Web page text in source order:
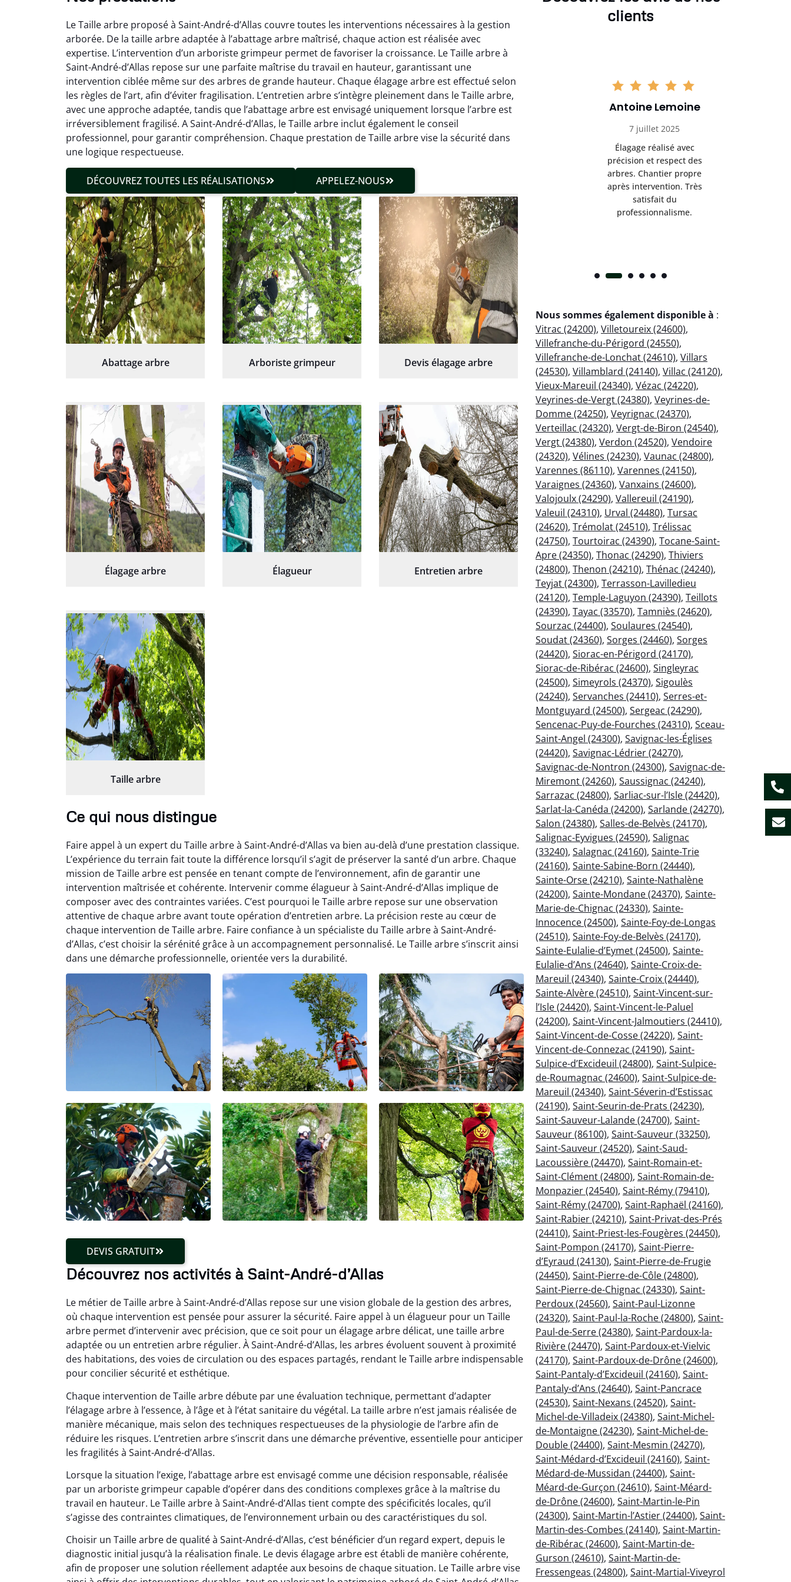
Le Taille arbre proposé à Saint-André-d’Allas couvre toutes les interventions nécessaires à la gestion
arborée. De la taille arbre adaptée à l’abattage arbre maîtrisé, chaque action est réalisée avec
expertise. L’intervention d’un arboriste grimpeur permet de favoriser la croissance. Le Taille arbre à
Saint-André-d’Allas repose sur une parfaite maîtrise du travail en hauteur, garantissant une
intervention ciblée même sur des arbres de grande hauteur. Chaque élagage arbre est effectué selon
les règles de l’art, afin d’éviter fragilisation. L’entretien arbre s’intègre pleinement dans le Taille arbre,
avec une approche adaptée, tandis que l’abattage arbre est envisagé uniquement lorsque l’arbre est
irréversible­ment fragilisé. A Saint-André-d’Allas, le Taille arbre inclut également le conseil
professionnel, pour garantir compréhension. Chaque prestation de Taille arbre vise la sécurité dans
une logique respectueuse.
DÉCOUVREZ TOUTES LES RÉALISATIONS APPELEZ-NOUS
Abattage arbre Arboriste grimpeur Devis élagage arbre
Élagage arbre Élagueur Entretien arbre
Taille arbre
Ce qui nous distingue
Faire appel à un expert du Taille arbre à Saint-André-d’Allas va bien au-delà d’une prestation classique.
L’expérience du terrain fait toute la différence lorsqu’il s’agit de préserver la santé d’un arbre. Chaque
mission de Taille arbre est pensée en tenant compte de l’environnement, afin de garantir une
intervention maîtrisée et cohérente. Intervenir comme élagueur à Saint-André-d’Allas implique de
composer avec des contraintes variées. C’est pourquoi le Taille arbre repose sur une observation
attentive de chaque arbre avant toute opération d’entretien arbre. La précision reste au cœur de
chaque intervention de Taille arbre. Faire confiance à un spécialiste du Taille arbre à Saint-André-
d’Allas, c’est choisir la sérénité grâce à un accompagnement personnalisé. Le Taille arbre s’inscrit ainsi
dans une démarche professionnelle, orientée vers la durabilité.
DEVIS GRATUIT
Découvrez nos activités à Saint-André-d’Allas
Le métier de Taille arbre à Saint-André-d’Allas repose sur une vision globale de la gestion des arbres,
où chaque intervention est pensée pour assurer la sécurité. Faire appel à un élagueur pour un Taille
arbre permet d’intervenir avec précision, que ce soit pour un élagage arbre délicat, une taille arbre
adaptée ou un entretien arbre régulier. À Saint-André-d’Allas, les arbres évoluent souvent à proximité
des habitations, des voies de circulation ou des espaces partagés, rendant le Taille arbre indispensable
pour concilier sécurité et esthétique.
Chaque intervention de Taille arbre débute par une évaluation technique, permettant d’adapter
l’élagage arbre à l’essence, à l’âge et à l’état sanitaire du végétal. La taille arbre n’est jamais réalisée de
manière mécanique, mais selon des techniques respectueuses de la physiologie de l’arbre afin de
réduire les risques. L’entretien arbre s’inscrit dans une démarche préventive, essentielle pour anticiper
les fragilités à Saint-André-d’Allas.
Lorsque la situation l’exige, l’abattage arbre est envisagé comme une décision responsable, réalisée
par un arboriste grimpeur capable d’opérer dans des conditions complexes grâce à la maîtrise du
travail en hauteur. Le Taille arbre à Saint-André-d’Allas tient compte des spécificités locales, qu’il
s’agisse des contraintes climatiques, de l’environnement urbain ou des caractéristiques du sol.
Choisir un Taille arbre de qualité à Saint-André-d’Allas, c’est bénéficier d’un regard expert, depuis le
diagnostic initial jusqu’à la réalisation finale. Le devis élagage arbre est établi de manière cohérente,
afin de proposer une solution réellement adaptée aux besoins de chaque situation. Le Taille arbre vise
clients
Mathieu Roussel
19 décembre 2025
conditions compliquées. Le
résultat est exactement
conforme à mes attentes.
Julien Caradec
18 juin 2025
Intervention sécurisée,
maîtrisée. Résultat
impeccable.
Antoine Lemoine
7 juillet 2025
Élagage réalisé avec
précision et respect des
arbres. Chantier propre
après intervention. Très
satisfait du
professionnalisme.
Nous sommes également disponible à :
Vitrac (24200), Villetoureix (24600),
Villefranche-du-Périgord (24550),
Villefranche-de-Lonchat (24610), Villars
(24530), Villamblard (24140), Villac (24120),
Vieux-Mareuil (24340), Vézac (24220),
Veyrines-de-Vergt (24380), Veyrines-de-
Domme (24250), Veyrignac (24370),
Verteillac (24320), Vergt-de-Biron (24540),
Vergt (24380), Verdon (24520), Vendoire
(24320), Vélines (24230), Vaunac (24800),
Varennes (86110), Varennes (24150),
Varaignes (24360), Vanxains (24600),
Valojoulx (24290), Vallereuil (24190),
Valeuil (24310), Urval (24480), Tursac
(24620), Trémolat (24510), Trélissac
(24750), Tourtoirac (24390), Tocane-Saint-
Apre (24350), Thonac (24290), Thiviers
(24800), Thenon (24210), Thénac (24240),
Teyjat (24300), Terrasson-Lavilledieu
(24120), Temple-Laguyon (24390), Teillots
(24390), Tayac (33570), Tamniès (24620),
Sourzac (24400), Soulaures (24540),
Soudat (24360), Sorges (24460), Sorges
(24420), Siorac-en-Périgord (24170),
Siorac-de-Ribérac (24600), Singleyrac
(24500), Simeyrols (24370), Sigoulès
(24240), Servanches (24410), Serres-et-
Montguyard (24500), Sergeac (24290),
Sencenac-Puy-de-Fourches (24310), Sceau-
Saint-Angel (24300), Savignac-les-Églises
(24420), Savignac-Lédrier (24270),
Savignac-de-Nontron (24300), Savignac-de-
Miremont (24260), Saussignac (24240),
Sarrazac (24800), Sarliac-sur-l’Isle (24420),
Sarlat-la-Canéda (24200), Sarlande (24270),
Salon (24380), Salles-de-Belvès (24170),
Salignac-Eyvigues (24590), Salignac
(33240), Salagnac (24160), Sainte-Trie
(24160), Sainte-Sabine-Born (24440),
Sainte-Orse (24210), Sainte-Nathalène
(24200), Sainte-Mondane (24370), Sainte-
Marie-de-Chignac (24330), Sainte-
Innocence (24500), Sainte-Foy-de-Longas
(24510), Sainte-Foy-de-Belvès (24170),
Sainte-Eulalie-d’Eymet (24500), Sainte-
Eulalie-d’Ans (24640), Sainte-Croix-de-
Mareuil (24340), Sainte-Croix (24440),
Sainte-Alvère (24510), Saint-Vincent-sur-
l’Isle (24420), Saint-Vincent-le-Paluel
(24200), Saint-Vincent-Jalmoutiers (24410),
Saint-Vincent-de-Cosse (24220), Saint-
Vincent-de-Connezac (24190), Saint-
Sulpice-d’Excideuil (24800), Saint-Sulpice-
de-Roumagnac (24600), Saint-Sulpice-de-
Mareuil (24340), Saint-Séverin-d’Estissac
(24190), Saint-Seurin-de-Prats (24230),
Saint-Sauveur-Lalande (24700), Saint-
Sauveur (86100), Saint-Sauveur (33250),
Saint-Sauveur (24520), Saint-Saud-
Lacoussière (24470), Saint-Romain-et-
Saint-Clément (24800), Saint-Romain-de-
Monpazier (24540), Saint-Rémy (79410),
Saint-Rémy (24700), Saint-Raphaël (24160),
Saint-Rabier (24210), Saint-Privat-des-Prés
(24410), Saint-Priest-les-Fougères (24450),
Saint-Pompon (24170), Saint-Pierre-
d’Eyraud (24130), Saint-Pierre-de-Frugie
(24450), Saint-Pierre-de-Côle (24800),
Saint-Pierre-de-Chignac (24330), Saint-
Perdoux (24560), Saint-Paul-Lizonne
(24320), Saint-Paul-la-Roche (24800), Saint-
Paul-de-Serre (24380), Saint-Pardoux-la-
Rivière (24470), Saint-Pardoux-et-Vielvic
(24170), Saint-Pardoux-de-Drône (24600),
Saint-Pantaly-d’Excideuil (24160), Saint-
Pantaly-d’Ans (24640), Saint-Pancrace
(24530), Saint-Nexans (24520), Saint-
Michel-de-Villadeix (24380), Saint-Michel-
de-Montaigne (24230), Saint-Michel-de-
Double (24400), Saint-Mesmin (24270),
Saint-Médard-d’Excideuil (24160), Saint-
Médard-de-Mussidan (24400), Saint-
Méard-de-Gurçon (24610), Saint-Méard-
de-Drône (24600), Saint-Martin-le-Pin
(24300), Saint-Martin-l’Astier (24400), Saint-
Martin-des-Combes (24140), Saint-Martin-
de-Ribérac (24600), Saint-Martin-de-
Gurson (24610), Saint-Martin-de-
Fressengeas (24800), Saint-Martial-Viveyrol